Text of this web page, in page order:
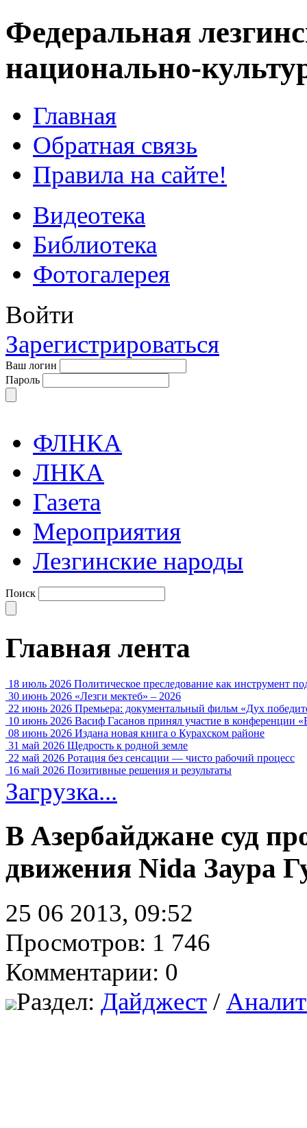
Федеральная
национально-
Главная
Обратная связь
Правила на сайте!
Видеотека
Библиотека
Фотогалерея
Войти
Зарегистрироваться
Ваш логин
Пароль
ФЛНКА
ЛНКА
Газета
Мероприятия
Лезгинские народы
Поиск
Главная лента
18 июль 2026 Политическое преследование как инструмент
30 июнь 2026 «Лезги мектеб» – 2026
22 июнь 2026 Премьера: документальный фильм «Дух
10 июнь 2026 Васиф Гасанов принял участие в конференции
08 июнь 2026 Издана новая книга о Курахском районе
31 май 2026 Щедрость к родной земле
22 май 2026 Ротация без сенсации — чисто рабочий процесс
16 май 2026 Позитивные решения и результаты
Загрузка...
В Азербайджане суд
движения Nida Заура
25 06 2013, 09:52
Просмотров: 1 746
Комментарии: 0
Раздел: Дайджест /